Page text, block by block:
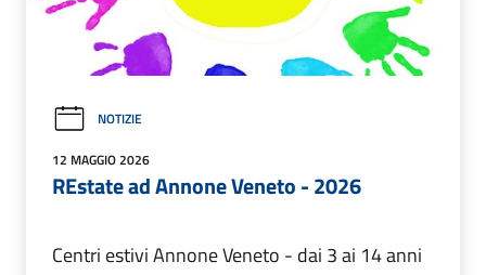
NOTIZIE
12 MAGGIO 2026
REstate ad Annone Veneto - 2026
Centri estivi Annone Veneto - dai 3 ai 14 anni